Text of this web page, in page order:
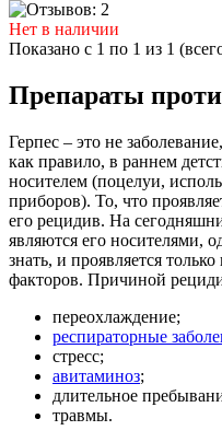
Нет в наличии
Показано с 1 по 1 из 1
Препараты
Герпес – это не
как правило, в раннем
носителем (поцелуи,
приборов). То, что
его рецидив. На
являются его носителями,
знать, и проявляется
факторов. Причиной
переохлаждение;
респираторные
стресс;
авитаминоз;
длительное
травмы.